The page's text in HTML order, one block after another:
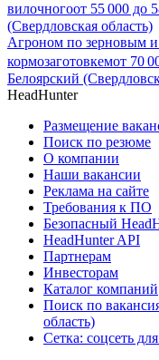
вилочногоот 55 000 до
(Свердловская область)
Агроном по зерновым
кормозаготовкемот 70
Белоярский
HeadHunter
Размещение
Поиск по резюме
О компании
Наши вакансии
Реклама на сайте
Требования к ПО
Безопасный
HeadHunter API
Партнерам
Инвесторам
Каталог компаний
Поиск по
область)
Сетка: соцсеть